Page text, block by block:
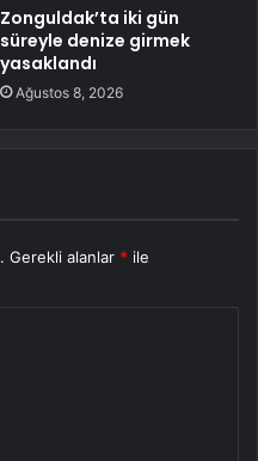
Zonguldak’ta iki gün
süreyle denize girmek
yasaklandı
Ağustos 8, 2026
Gerekli alanlar * ile